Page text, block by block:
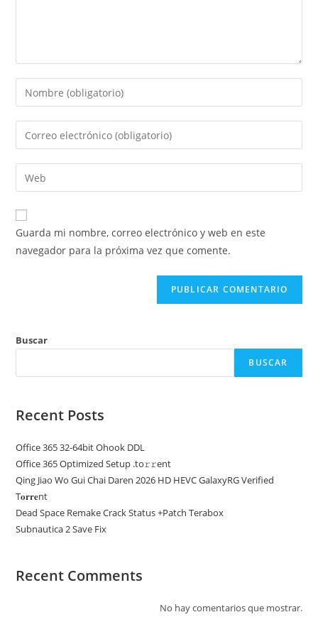
Introduce
tu
nombre
de
usuario
para
comentar
Introduce
tu
dirección
de
electrónico
para
comentar
Introduce
la
URL
de
Guarda mi nombre, correo electrónico y web en este
navegador para la próxima vez que comente.
Buscar
BUSCAR
Recent Posts
Office 365 32-64bit Ohook DDL
Office 365 Optimized Setup .tо𝚛𝚛еnt
Qing Jiao Wo Gui Chai Daren 2026 HD HEVC GalaxyRG Verified
T𝐨𝐫𝐫𝐞nt
Dead Space Remake Crack Status +Patch Terabox
Subnautica 2 Save Fix
Recent Comments
No hay comentarios que mostrar.